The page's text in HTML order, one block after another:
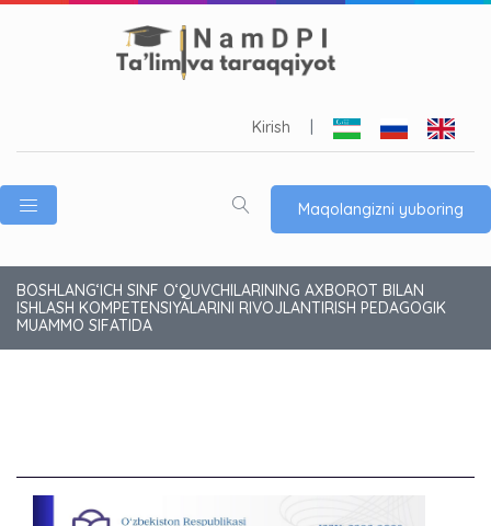
Kirish
Maqolangizni yuboring
BOSHLANG‘ICH SINF O‘QUVCHILARINING AXBOROT BILAN
ISHLASH KOMPETENSIYALARINI RIVOJLANTIRISH PEDAGOGIK
MUAMMO SIFATIDA